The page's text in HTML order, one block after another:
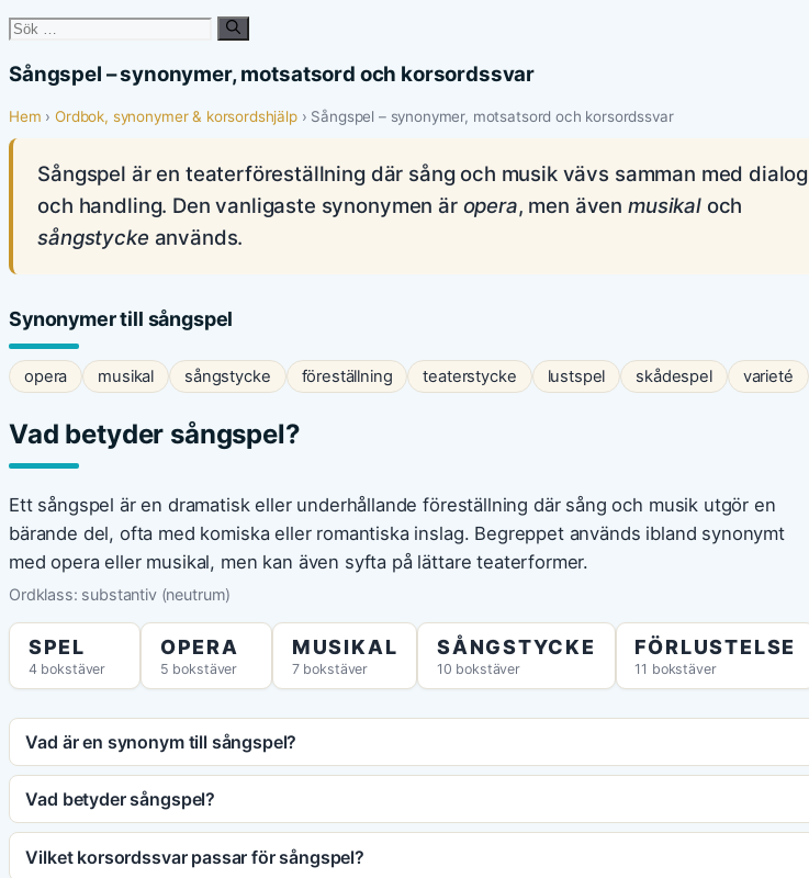
Sök
Sångspel – synonymer, motsatsord och korsordssvar
Hem ›Ordbok, synonymer & korsordshjälp› Sångspel – synonymer, motsatsord och korsordssvar
Sångspel är en teaterföreställning där sång och musik vävs samman med dialog
och handling. Den vanligaste synonymen är opera, men även musikaloch
sångstycke används.
Synonymer till sångspel
opera musikal sångstycke föreställning teaterstycke lustspel skådespel varieté
Vad betyder sångspel?
Ett sångspel är en dramatisk eller underhållande föreställning där sång och musik utgör en
bärande del, ofta med komiska eller romantiska inslag. Begreppet används ibland synonymt
med opera eller musikal, men kan även syfta på lättare teaterformer.
Ordklass: substantiv (neutrum)
SPEL
4 bokstäver
OPERA
5 bokstäver
MUSIKAL
7 bokstäver
SÅNGSTYCKE
10 bokstäver
FÖRLUSTELSE
11 bokstäver
Vad är en synonym till sångspel?
Vad betyder sångspel?
Vilket korsordssvar passar för sångspel?